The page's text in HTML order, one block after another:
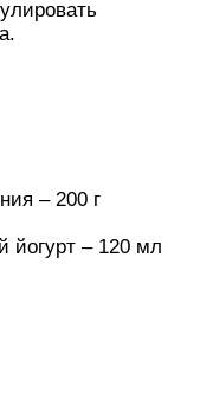
– 200 г
йогурт – 120 мл